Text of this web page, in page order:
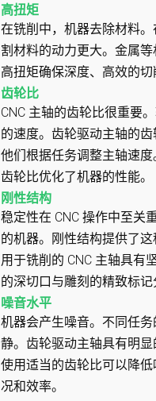
高扭矩
在铣削中，机器去除材料
割材料的动力更大。金属
高扭矩确保深度、高效的
齿轮比
CNC 主轴的齿轮比很重要
的速度。齿轮驱动主轴的齿
他们根据任务调整主轴速度
齿轮比优化了机器的性能。
刚性结构
稳定性在 CNC 操作中至关
的机器。刚性结构提供了这
用于铣削的 CNC 主轴具有
的深切口与雕刻的精致标记
噪音水平
机器会产生噪音。不同任
静。齿轮驱动主轴具有明显
使用适当的齿轮比可以降
况和效率。